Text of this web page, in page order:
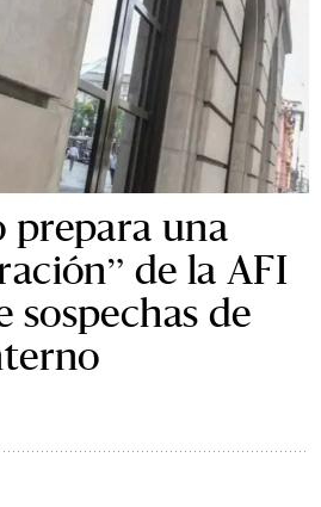
prepara una
de la AFI
sospechas de